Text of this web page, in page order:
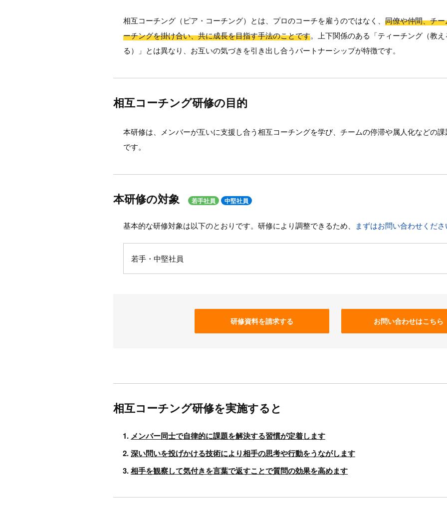
相互コーチング（ピア・コーチング）とは、プロのコーチを雇うのではなく、 同僚や仲間、チ
ーチングを掛け合い、共に成長を目指す手法のことです。上下関係のある「ティーチング（教
る）」とは異なり、お互いの気づきを引き出し合うパートナーシップが特徴です。
相互コーチング研修の目的
本研修は、メンバーが互いに支援し合う相互コーチングを学び、チームの停滞や属人化などの
です。
本研修の対象 若手社員 中堅社員
基本的な研修対象は以下のとおりです。研修により調整できるため、 まずはお問い合わせくださ
若手・中堅社員
研修資料を請求する お問い合わせはこちら
相互コーチング研修を実施すると
メンバー同士で自律的に課題を解決する習慣が定着します
深い問いを投げかける技術により相手の思考や行動をうながします
相手を観察して気付きを言葉で返すことで質問の効果を高めます